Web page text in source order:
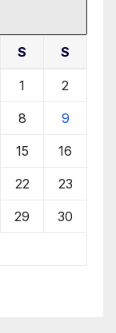
S S
1 2
8 9
15 16
22 23
29 30